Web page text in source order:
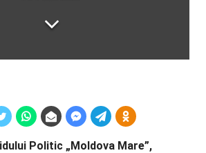
Politic „Moldova Mare”,